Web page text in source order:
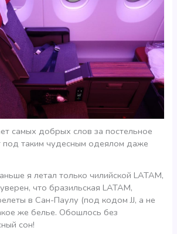
самых добрых слов за постельное
под таким чудесным одеялом даже
я летал только чилийской LATAM,
что бразильская LATAM,
в Сан-Паулу (под кодом JJ, а не
же белье. Обошлось без
сон!